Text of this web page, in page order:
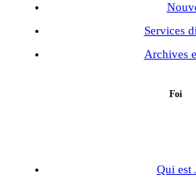
Services
Archives
Foi
Qui est